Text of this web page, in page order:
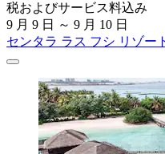
税およびサービス料込み
9 月 9 日 ～ 9 月 10 日
センタラ ラス フシ リゾー